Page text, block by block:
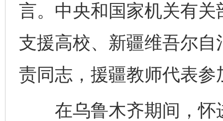
言。中央和国家机关有
支援高校、新疆维吾尔
责同志，援疆教师代表参
在乌鲁木齐期间，怀
千年窑火 生生不息 一